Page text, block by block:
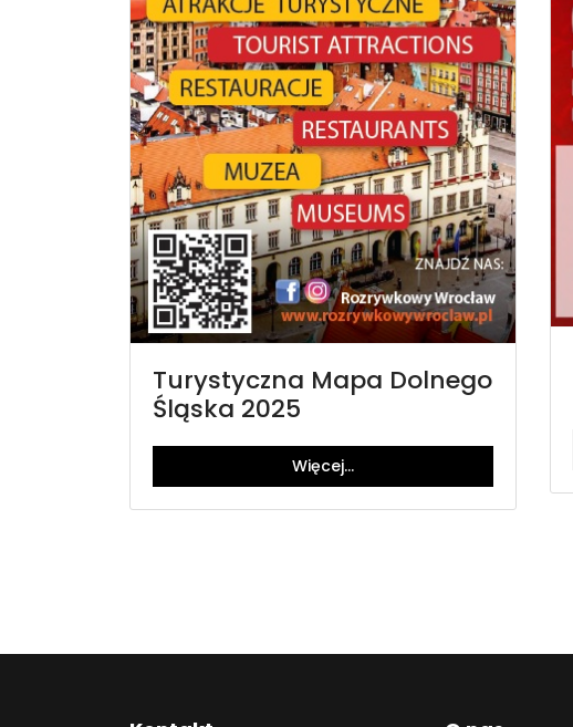
Turystyczna Mapa Dolnego
Śląska 2025
Więcej…